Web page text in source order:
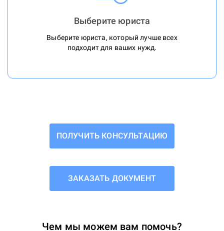
Выберите юриста
Выберите юриста, который лучше всех
подходит для ваших нужд.
ПОЛУЧИТЬ КОНСУЛЬТАЦИЮ
ЗАКАЗАТЬ ДОКУМЕНТ
Чем мы можем вам помочь?